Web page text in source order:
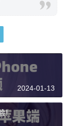
2024-01-13
！